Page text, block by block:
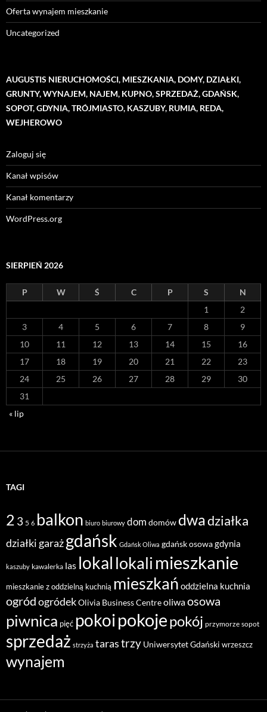
Oferta wynajem mieszkanie
Uncategorized
AUGUSTIS NIERUCHOMOŚCI, MIESZKANIA, DOMY, DZIAŁKI,
GRUNTY, WYNAJEM, NAJEM, KUPNO, SPRZEDAŻ, GDAŃSK,
SOPOT, GDYNIA, TRÓJMIASTO, KASZUBY, RUMIA, REDA,
WEJHEROWO
Zaloguj się
Kanał wpisów
Kanał komentarzy
WordPress.org
SIERPIEŃ 2026
P W Ś C P S
N
1
2
3
4 5 6 7 8
9
10
11 12 13 14 15
16
17
18 19 20 21 22
23
24
25 26 27 28 29
30
31
« lip
TAGI
2 3 5 6 balkon biuro biurowy dom domów dwadziałka
działki garażgdańsk Gdańsk Oliwa gdańsk osowagdynia
kaszuby kawalerka las lokal lokalimieszkanie
mieszkanie z oddzielną kuchnią mieszkań oddzielna kuchnia
ogródogródekOlivia Business Centreoliwaosowa
piwnica pięć pokoipokojepokój przymorze sopot
sprzedaż strzyża tarastrzy Uniwersytet Gdański wrzeszcz
wynajem